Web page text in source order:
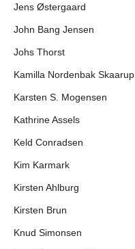
Jens Østergaard
John Bang Jensen
Johs Thorst
Kamilla Nordenbak Skaarup
Karsten S. Mogensen
Kathrine Assels
Keld Conradsen
Kim Karmark
Kirsten Ahlburg
Kirsten Brun
Knud Simonsen